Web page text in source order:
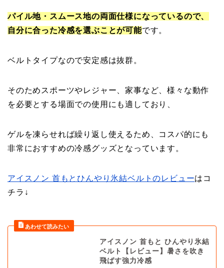
パイル地・スムース地の両面仕様になっているので、
自分に合った冷感を選ぶことが可能です。
ベルトタイプなので安定感は抜群。
そのためスポーツやレジャー、家事など、様々な動作
を必要とする場面での使用にも適しており、
ゲルを凍らせれば繰り返し使えるため、コスパ的にも
非常におすすめの冷感グッズとなっています。
アイスノン 首もとひんやり氷結ベルトのレビューはコ
チラ↓
アイスノン 首もと ひんやり氷結
ベルト【レビュー】暑さを吹き
飛ばす強力冷感